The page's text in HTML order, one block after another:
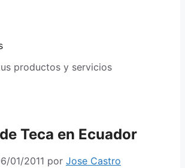
productos y servicios
Teca en Ecuador
01/2011 por Jose Castro